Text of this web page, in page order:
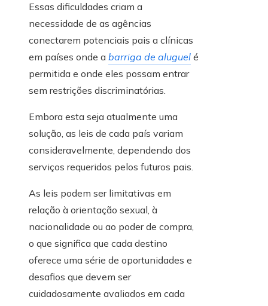
Essas dificuldades criam a
necessidade de as agências
conectarem potenciais pais a clínicas
em países onde a barriga de aluguel é
permitida e onde eles possam entrar
sem restrições discriminatórias.
Embora esta seja atualmente uma
solução, as leis de cada país variam
consideravelmente, dependendo dos
serviços requeridos pelos futuros pais.
As leis podem ser limitativas em
relação à orientação sexual, à
nacionalidade ou ao poder de compra,
o que significa que cada destino
oferece uma série de oportunidades e
desafios que devem ser
cuidadosamente avaliados em cada